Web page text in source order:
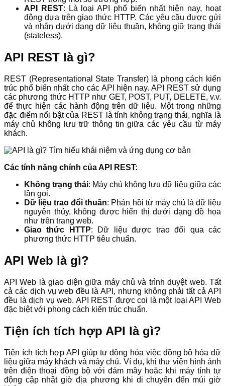
API REST: Là loại API phổ biến nhất hiện nay, hoạt
động dựa trên giao thức HTTP. Các yêu cầu được gửi
và nhận dưới dạng dữ liệu thuần, không giữ trạng thái
(stateless).
API REST là gì?
REST (Representational State Transfer) là phong cách kiến
trúc phổ biến nhất cho các API hiện nay. API REST sử dụng
các phương thức HTTP như GET, POST, PUT, DELETE, v.v.
để thực hiện các hành động trên dữ liệu. Một trong những
đặc điểm nổi bật của REST là tính không trạng thái, nghĩa là
máy chủ không lưu trữ thông tin giữa các yêu cầu từ máy
khách.
Các tính năng chính của API REST:
Không trạng thái: Máy chủ không lưu dữ liệu giữa các
lần gọi.
Dữ liệu trao đổi thuần: Phản hồi từ máy chủ là dữ liệu
nguyên thủy, không được hiển thị dưới dạng đồ họa
như trên trang web.
Giao thức HTTP: Dữ liệu được trao đổi qua các
phương thức HTTP tiêu chuẩn.
API Web là gì?
API Web là giao diện giữa máy chủ và trình duyệt web. Tất
cả các dịch vụ web đều là API, nhưng không phải tất cả API
đều là dịch vụ web. API REST được coi là một loại API Web
đặc biệt với phong cách kiến trúc chuẩn.
Tiện ích tích hợp API là gì?
Tiện ích tích hợp API giúp tự động hóa việc đồng bộ hóa dữ
liệu giữa máy khách và máy chủ. Ví dụ, khi thư viện hình ảnh
trên điện thoại đồng bộ với đám mây hoặc khi máy tính tự
động cập nhật giờ địa phương khi di chuyển đến múi giờ